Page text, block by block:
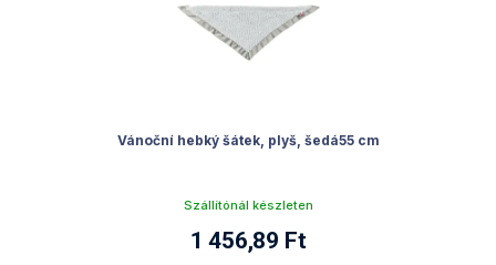
Vánoční hebký šátek, plyš, šedá55 cm
Szállítónál készleten
1 456,89 Ft